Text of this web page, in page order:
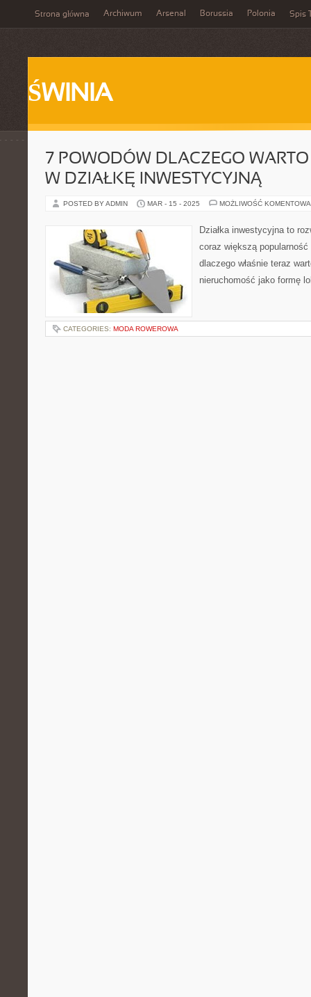
Strona główna Archiwum Arsenal Borussia Polonia Spis
ŚWINIA
7 POWODÓW DLACZEGO
W DZIAŁKĘ INWESTYCYJNĄ
POSTED BY ADMIN MAR - 15 - 2025 MOŻLIWOŚĆ
Działka inwestycyjna to
coraz większą
dlaczego właśnie teraz
nieruchomość jako formę
CATEGORIES: MODA ROWEROWA